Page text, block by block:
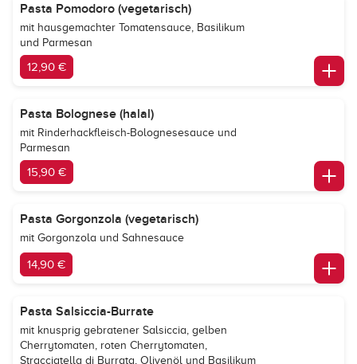
Pasta Pomodoro (vegetarisch)
mit hausgemachter Tomatensauce, Basilikum
und Parmesan
12,90 €
Pasta Bolognese (halal)
mit Rinderhackfleisch-Bolognesesauce und
Parmesan
15,90 €
Pasta Gorgonzola (vegetarisch)
mit Gorgonzola und Sahnesauce
14,90 €
Pasta Salsiccia-Burrate
mit knusprig gebratener Salsiccia, gelben
Cherrytomaten, roten Cherrytomaten,
Stracciatella di Burrata, Olivenöl und Basilikum